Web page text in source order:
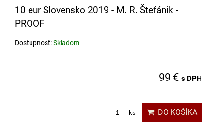
10 eur Slovensko 2019 - M. R. Štefánik -
PROOF
Dostupnosť:Skladom
99 € s DPH
ks DO KOŠÍKA